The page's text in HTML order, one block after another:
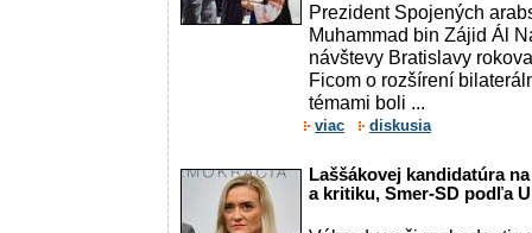
Prezident Spojených
Muhammad bin Zájid Ál
návštevy Bratislavy
Ficom o rozšírení
témami boli ...
viac diskusia
Laššákovej kandidatúra
a kritiku, Smer-SD podľa